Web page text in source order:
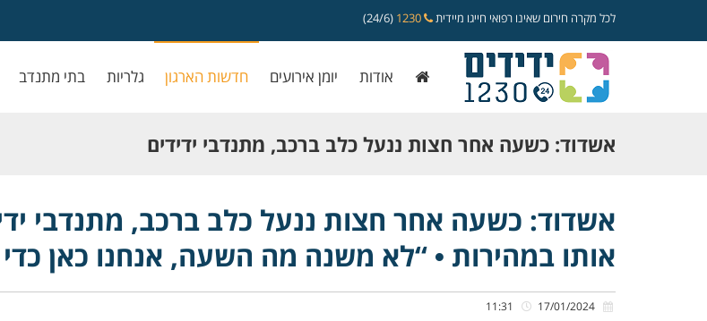
לכל מקרה חירום שאינו רפואי חייגו מיידית (24/6)
אודות יומן אירועים חדשות הארגון גלריות בתי מתנדב
אשדוד: כשעה אחר חצות ננעל כלב ברכב, מתנדבי ידידים
חילצו אותו במהירות • “לא משנה מה השעה, אנחנו כאן כדי
לסייע”
אשדוד: כשעה אחר חצות ננעל כלב ברכב, מתנדבי
אותו במהירות • “לא משנה מה השעה, אנחנו כאן כדי